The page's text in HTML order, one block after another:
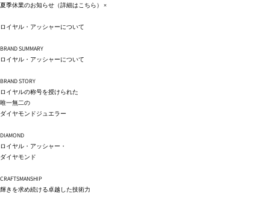
コンテ
進む
夏季休業のお知らせ（詳細はこちら） ×
ロイヤル・アッシャーについて
BRAND SUMMARY
ロイヤル・アッシャーについて
BRAND STORY
ロイヤルの称号を授けられた
唯一無二の
ダイヤモンドジュエラー
DIAMOND
ロイヤル・アッシャー・
ダイヤモンド
CRAFTSMANSHIP
輝きを求め続ける卓越した技術力